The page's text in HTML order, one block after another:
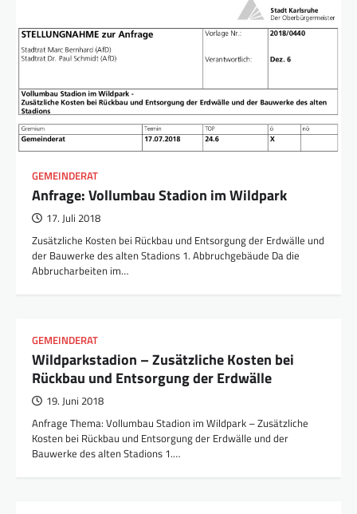
GEMEINDERAT
Anfrage: Vollumbau Stadion im Wildpark
17. Juli 2018
Zusätzliche Kosten bei Rückbau und Entsorgung der Erdwälle und
der Bauwerke des alten Stadions 1. Abbruchgebäude Da die
Abbrucharbeiten im…
GEMEINDERAT
Wildparkstadion – Zusätzliche Kosten bei
Rückbau und Entsorgung der Erdwälle
19. Juni 2018
Anfrage Thema: Vollumbau Stadion im Wildpark – Zusätzliche
Kosten bei Rückbau und Entsorgung der Erdwälle und der
Bauwerke des alten Stadions 1.…